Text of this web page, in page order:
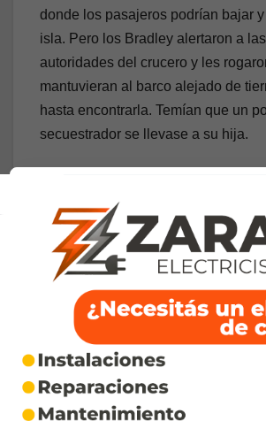
donde los pasajeros podrían bajar
isla. Pero los Bradley alertaron a las
autoridades del crucero y les
mantuvieran al barco alejado de
hasta encontrarla. Temían que un
secuestrador se llevase a su hija.
tiene a mi hija”, rogó Ron Bradley.
respuesta los dejó helados. “No
el crucero por una joven
explica Hunter en la serie
A bordo del crucero viajaban 2000
además de la tripulación que
personas. Prácticamente todos
temprano en Curaçao para disfrutar